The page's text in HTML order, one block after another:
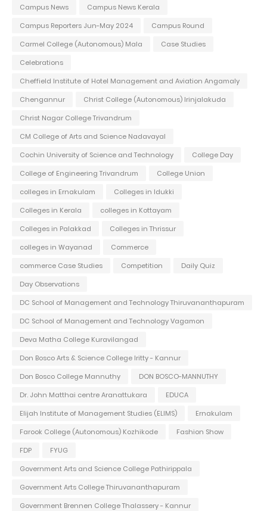
Campus News
Campus News Kerala
Campus Reporters Jun-May 2024
Campus Round
Carmel College (Autonomous) Mala
Case Studies
Celebrations
Cheffield Institute of Hotel Management and Aviation Angamaly
Chengannur
Christ College (Autonomous) Irinjalakuda
Christ Nagar College Trivandrum
CM College of Arts and Science Nadavayal
Cochin University of Science and Technology
College Day
College of Engineering Trivandrum
College Union
colleges in Ernakulam
Colleges in Idukki
Colleges in Kerala
colleges in Kottayam
Colleges in Palakkad
Colleges in Thrissur
colleges in Wayanad
Commerce
commerce Case Studies
Competition
Daily Quiz
Day Observations
DC School of Management and Technology Thiruvananthapuram
DC School of Management and Technology Vagamon
Deva Matha College Kuravilangad
Don Bosco Arts & Science College Iritty - Kannur
Don Bosco College Mannuthy
DON BOSCO-MANNUTHY
Dr. John Matthai centre Aranattukara
EDUCA
Elijah Institute of Management Studies (ELIMS)
Ernakulam
Farook College (Autonomous) Kozhikode
Fashion Show
FDP
FYUG
Government Arts and Science College Pathirippala
Government Arts College Thiruvananthapuram
Government Brennen College Thalassery - Kannur